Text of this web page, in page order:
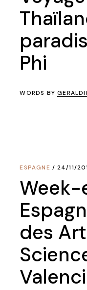
Phi
WORDS BY
ESPAGNE 24/11/
Week-
des